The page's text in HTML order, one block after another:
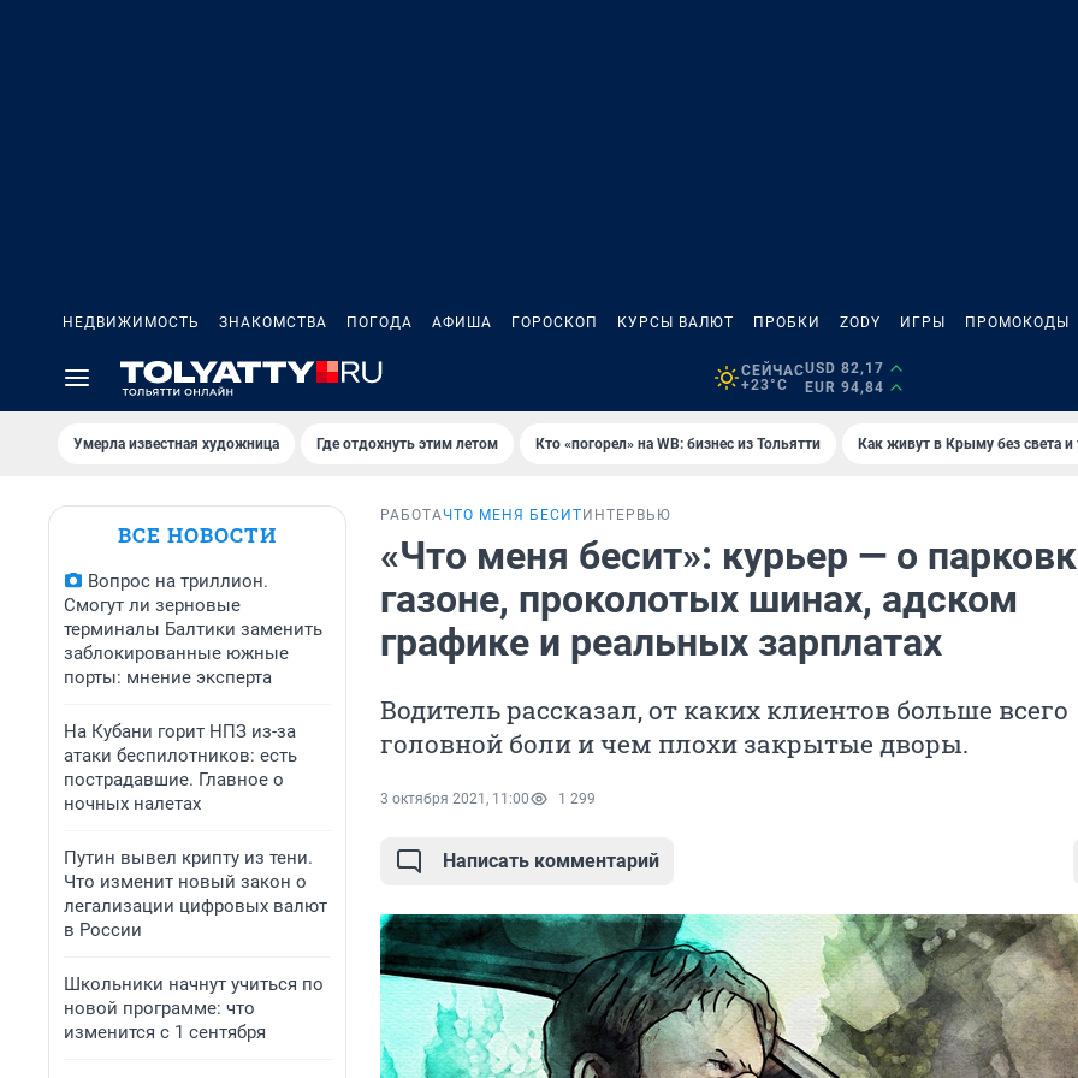
НЕДВИЖИМОСТЬ ЗНАКОМСТВА ПОГОДА АФИША ГОРОСКОП КУРСЫ ВАЛЮТ ПРОБКИ ZODY ИГРЫ ПРОМОКОДЫ
СЕЙЧАС
+23°C
USD 82,17
EUR 94,84
Умерла известная художница Где отдохнуть этим летом Кто «погорел» на WB: бизнес из Тольятти Как живут в Крыму без света и
ВСЕ НОВОСТИ
Вопрос на триллион.
Смогут ли зерновые
терминалы Балтики заменить
заблокированные южные
порты: мнение эксперта
На Кубани горит НПЗ из-за
атаки беспилотников: есть
пострадавшие. Главное о
ночных налетах
Путин вывел крипту из тени.
Что изменит новый закон о
легализации цифровых валют
в России
Школьники начнут учиться по
новой программе: что
изменится с 1 сентября
РАБОТАЧТО МЕНЯ БЕСИТ ИНТЕРВЬЮ
«Что меня бесит»: курьер — о
газоне, проколотых шинах, адском
графике и реальных зарплатах
Водитель рассказал, от каких клиентов больше всего
головной боли и чем плохи закрытые дворы.
3 октября 2021, 11:00 1 299
Написать комментарий